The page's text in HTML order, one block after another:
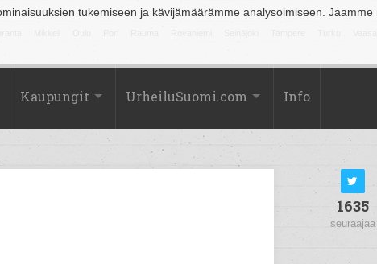
tukemiseen ja kävijämäärämme analysoimiseen.
Kaupungit UrheiluSuomi.com Info
1635
seuraajaa